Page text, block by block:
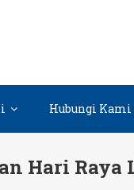
Hubungi Kami
Hari Raya